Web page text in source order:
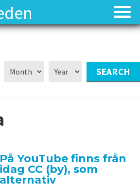
På YouTube finns från
idag CC (by), som
alternativ